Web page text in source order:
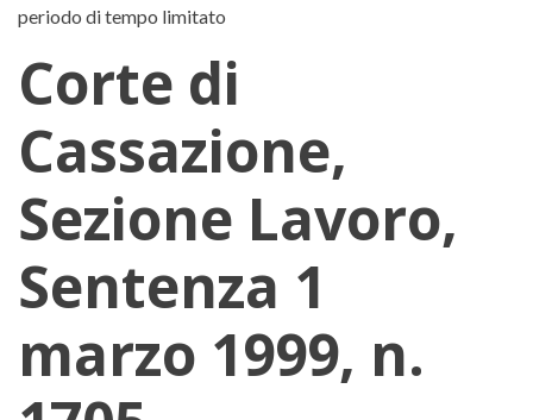
periodo di tempo limitato
Corte di
Cassazione,
Sezione Lavoro,
Sentenza 1
marzo 1999, n.